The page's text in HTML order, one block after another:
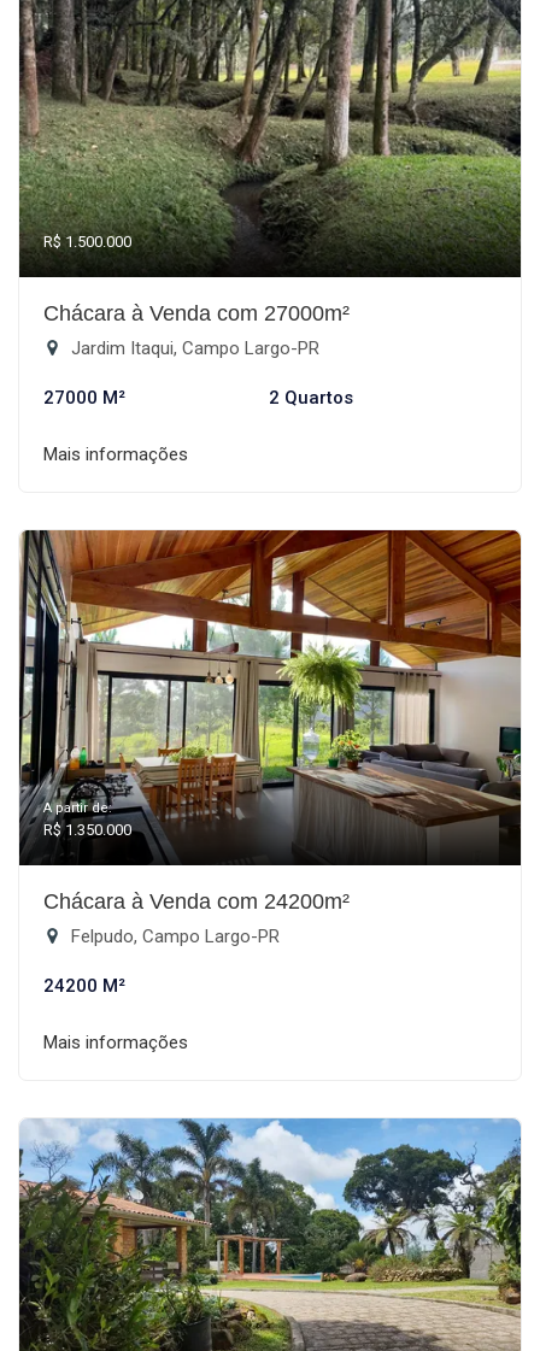
R$ 1.500.000
Chácara à Venda com 27000m²
Jardim Itaqui, Campo Largo-PR
27000 M² 2 Quartos
Mais informações
A partir de:
R$ 1.350.000
Chácara à Venda com 24200m²
Felpudo, Campo Largo-PR
24200 M²
Mais informações